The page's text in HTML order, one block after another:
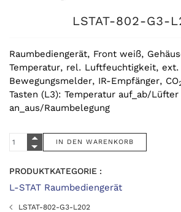
LSTAT-802-G3-
Raumbediengerät, Front weiß,
Temperatur, rel. Luftfeuchtigkeit, ext.
Bewegungsmelder, IR-Empfänger, CO
Tasten (L3): Temperatur auf_ab/
an_aus/Raumbelegung
PRODUKTKATEGORIE :
L-STAT Raumbediengerät
LSTAT-802-G3-L202